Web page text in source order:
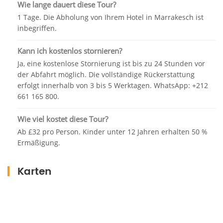
Takerkoust führt. Sobald wir ankommen, machen
wir eine kurze Wanderung durch die erstaunlichen
kleinen Wasserfälle, die auf der Spitze des Imlil-
Berberlandschaft, bekannt für ihre wunderbar
schöne Landschaft, die immer wieder die
Bewunderung der Besucher weckt. Diese Tour führt
Sie in das Atlasgebirge, um eine breite Palette an
Vegetation, farbenfrohen Felsen, Gebirgsbächen,
Bergbewohner zu sehen.
Sobald Sie den Moment in Imlil genossen haben,
dass Sie unvergessliche und schöne Erinnerungen
mitbringen.
Wie lange dauert diese Tour?
1 Tage. Die Abholung von Ihrem Hotel in Marrakesch ist
inbegriffen.
Kann ich kostenlos stornieren?
Ja, eine kostenlose Stornierung ist bis zu 24 Stunden vor
der Abfahrt möglich. Die vollständige Rückerstattung
erfolgt innerhalb von 3 bis 5 Werktagen. WhatsApp: +212
661 165 800.
Wie viel kostet diese Tour?
Ab £32 pro Person. Kinder unter 12 Jahren erhalten 50 %
Ermäßigung.
Karten